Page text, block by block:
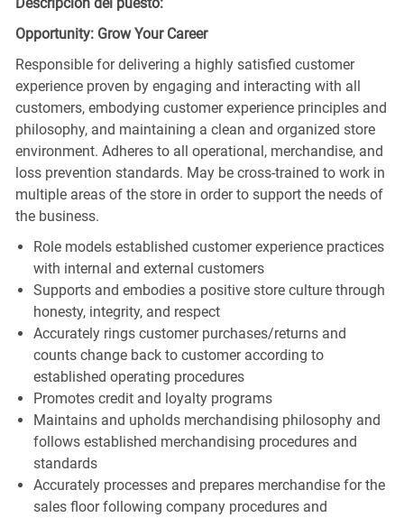
Opportunity: Grow Your Career
Responsible for delivering a highly satisfied customer
experience proven by engaging and interacting with all
customers, embodying customer experience principles and
philosophy, and maintaining a clean and organized store
environment. Adheres to all operational, merchandise, and
loss prevention standards. May be cross-trained to work in
multiple areas of the store in order to support the needs of
the business.
Role models established customer experience practices
with internal and external customers
Supports and embodies a positive store culture through
honesty, integrity, and respect
Accurately rings customer purchases/returns and
counts change back to customer according to
established operating procedures
Promotes credit and loyalty programs
Maintains and upholds merchandising philosophy and
follows established merchandising procedures and
standards
Accurately processes and prepares merchandise for the
sales floor following company procedures and